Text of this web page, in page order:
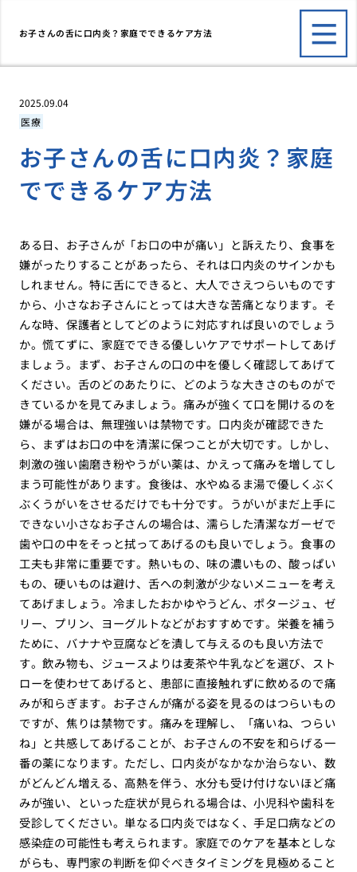
お子さんの舌に口内炎？家庭でできるケア方法
2025.09.04
医療
お子さんの舌に口内炎？家庭
でできるケア方法
ある日、お子さんが「お口の中が痛い」と訴えたり、食事を
嫌がったりすることがあったら、それは口内炎のサインかも
しれません。特に舌にできると、大人でさえつらいものです
から、小さなお子さんにとっては大きな苦痛となります。そ
んな時、保護者としてどのように対応すれば良いのでしょう
か。慌てずに、家庭でできる優しいケアでサポートしてあげ
ましょう。まず、お子さんの口の中を優しく確認してあげて
ください。舌のどのあたりに、どのような大きさのものがで
きているかを見てみましょう。痛みが強くて口を開けるのを
嫌がる場合は、無理強いは禁物です。口内炎が確認できた
ら、まずはお口の中を清潔に保つことが大切です。しかし、
刺激の強い歯磨き粉やうがい薬は、かえって痛みを増してし
まう可能性があります。食後は、水やぬるま湯で優しくぶく
ぶくうがいをさせるだけでも十分です。うがいがまだ上手に
できない小さなお子さんの場合は、濡らした清潔なガーゼで
歯や口の中をそっと拭ってあげるのも良いでしょう。食事の
工夫も非常に重要です。熱いもの、味の濃いもの、酸っぱい
もの、硬いものは避け、舌への刺激が少ないメニューを考え
てあげましょう。冷ましたおかゆやうどん、ポタージュ、ゼ
リー、プリン、ヨーグルトなどがおすすめです。栄養を補う
ために、バナナや豆腐などを潰して与えるのも良い方法で
す。飲み物も、ジュースよりは麦茶や牛乳などを選び、スト
ローを使わせてあげると、患部に直接触れずに飲めるので痛
みが和らぎます。お子さんが痛がる姿を見るのはつらいもの
ですが、焦りは禁物です。痛みを理解し、「痛いね、つらい
ね」と共感してあげることが、お子さんの不安を和らげる一
番の薬になります。ただし、口内炎がなかなか治らない、数
がどんどん増える、高熱を伴う、水分も受け付けないほど痛
みが強い、といった症状が見られる場合は、小児科や歯科を
受診してください。単なる口内炎ではなく、手足口病などの
感染症の可能性も考えられます。家庭でのケアを基本としな
がらも、専門家の判断を仰ぐべきタイミングを見極めること